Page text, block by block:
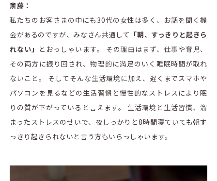
斎藤：
私たちのお客さまの中にも30代の女性は多く、お話を聞く機
会があるのですが、みなさん共通して 「朝、すっきりと起きら
れない」 とおっしゃいます。 その理由はまず、仕事や育児、
その両方に振り回され、物理的に満足のいく睡眠時間が取れ
ないこと。 そしてそんな生活環境に加え、遅くまでスマホや
パソコンを見るなどの生活習慣と慢性的なストレスにより眠
りの質が下がっていると言えます。 生活環境と生活習慣、溜
まったストレスのせいで、夜しっかりと8時間寝ていても朝す
っきり起きられないと言う方もいらっしゃいます。